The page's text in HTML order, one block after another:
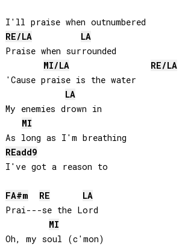
RE/LA
LA
Praise when surrounded
MI/LA RE/LA
'Cause praise is the water
LA
My enemies drown in
MI
REadd9
I've got a reason to
FA#m RE
LA
Prai---se the Lord
MI